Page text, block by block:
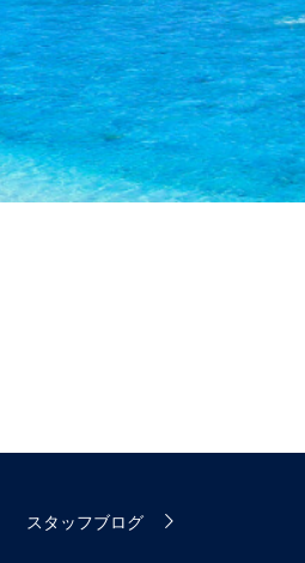
スタッフブログ